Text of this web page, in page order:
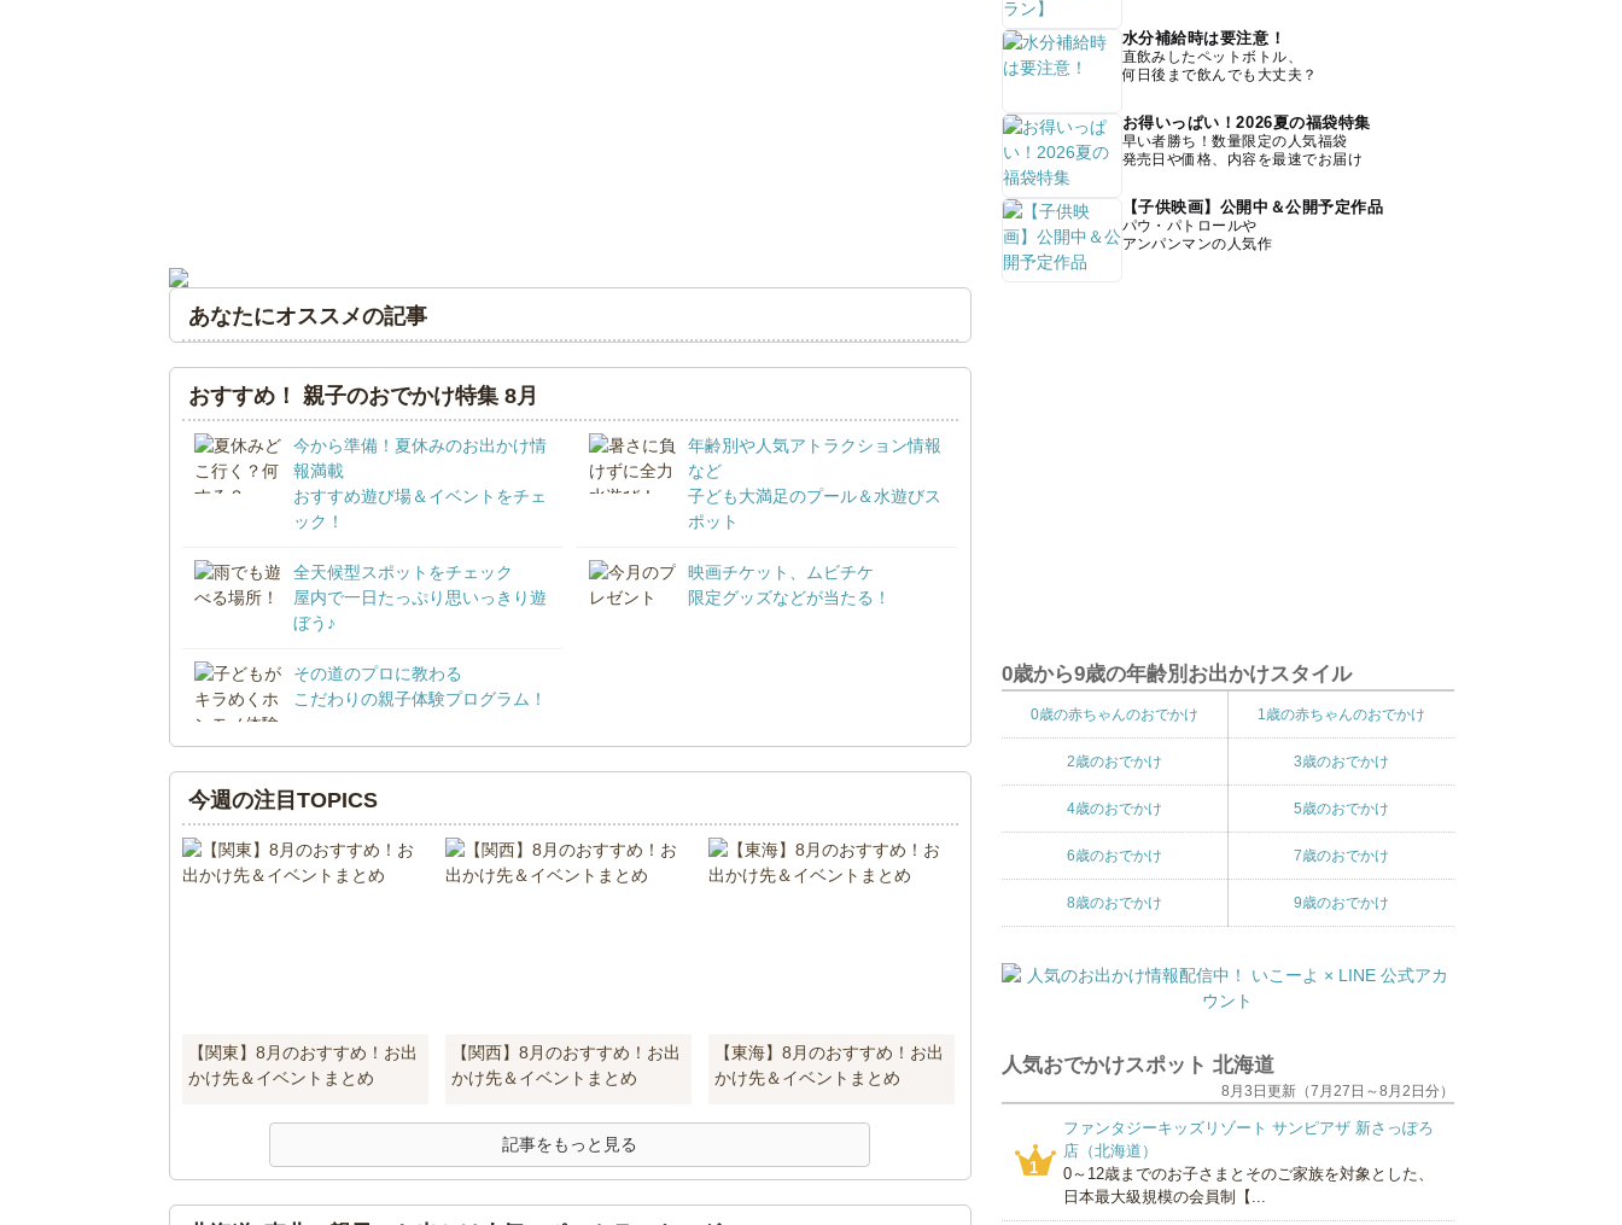
あなたにオススメの記事
おすすめ！ 親子のおでかけ特集 8月
今から準備！夏休みのお出かけ情
報満載
おすすめ遊び場＆イベントをチェ
ック！
年齢別や人気アトラクション情報
など
子ども大満足のプール＆水遊びス
ポット
全天候型スポットをチェック
屋内で一日たっぷり思いっきり遊
ぼう♪
映画チケット、ムビチケ
限定グッズなどが当たる！
その道のプロに教わる
こだわりの親子体験プログラム！
今週の注目TOPICS
【関東】8月のおすすめ！お出
かけ先＆イベントまとめ
【関西】8月のおすすめ！お出
かけ先＆イベントまとめ
【東海】8月のおすすめ！お出
かけ先＆イベントまとめ
記事をもっと見る
水分補給時は要注意！
直飲みしたペットボトル、
何日後まで飲んでも大丈夫？
お得いっぱい！2026夏の福袋特集
早い者勝ち！数量限定の人気福袋
発売日や価格、内容を最速でお届け
【子供映画】公開中＆公開予定作品
パウ・パトロールや
アンパンマンの人気作
0歳から9歳の年齢別お出かけスタイル
0歳の赤ちゃんのおでかけ 1歳の赤ちゃんのおでかけ
2歳のおでかけ 3歳のおでかけ
4歳のおでかけ 5歳のおでかけ
6歳のおでかけ 7歳のおでかけ
8歳のおでかけ 9歳のおでかけ
人気おでかけスポット 北海道
8月3日更新（7月27日～8月2日分）
1
ファンタジーキッズリゾート サンピアザ 新さっぽろ
店（北海道）
0～12歳までのお子さまとそのご家族を対象とした、
日本最大級規模の会員制【...